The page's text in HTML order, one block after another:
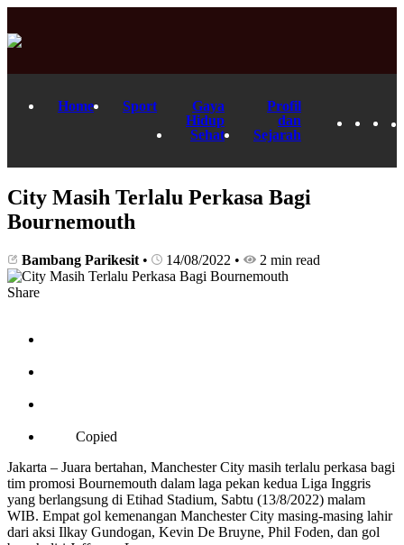
Home Sport
Gaya
Hidup
Sehat
Profil
dan
Sejarah
City Masih Terlalu Perkasa Bagi
Bournemouth
Bambang Parikesit • 14/08/2022 • 2 min read
Share
Copied
Jakarta – Juara bertahan, Manchester City masih terlalu perkasa bagi
tim promosi Bournemouth dalam laga pekan kedua Liga Inggris
yang berlangsung di Etihad Stadium, Sabtu (13/8/2022) malam
WIB. Empat gol kemenangan Manchester City masing-masing lahir
dari aksi Ilkay Gundogan, Kevin De Bruyne, Phil Foden, dan gol